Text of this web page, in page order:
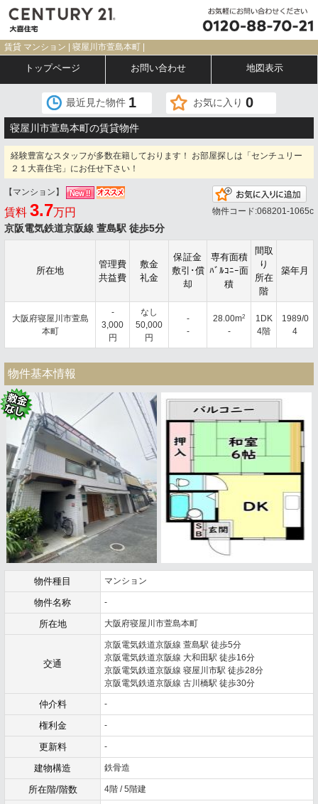
賃貸 マンション | 寝屋川市萱島本町 |
トップページ お問い合わせ 地図表示
最近見た物件 1 お気に入り 0
寝屋川市萱島本町の賃貸物件
経験豊富なスタッフが多数在籍しております！ お部屋探しは「センチュリー
２１大喜住宅」にお任せ下さい！
【マンション】
賃料 3.7万円
京阪電気鉄道京阪線 萱島駅 徒歩5分
物件コード:068201-1065c
所在地
管理費
共益費
敷金
礼金
保証金
敷引･償
却
専有面積
ﾊﾞﾙｺﾆｰ面
積
間取
り
所在
階
築年月
大阪府寝屋川市萱島
本町
-
3,000
円
なし
50,000
円
-
-
28.00m2
-
1DK
4階
1989/0
4
物件基本情報
物件種目 マンション
物件名称 -
所在地 大阪府寝屋川市萱島本町
交通
京阪電気鉄道京阪線 萱島駅 徒歩5分
京阪電気鉄道京阪線 大和田駅 徒歩16分
京阪電気鉄道京阪線 寝屋川市駅 徒歩28分
京阪電気鉄道京阪線 古川橋駅 徒歩30分
仲介料 -
権利金 -
更新料 -
建物構造 鉄骨造
所在階/階数 4階 / 5階建